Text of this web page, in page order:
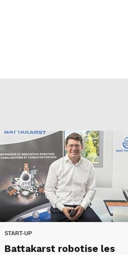
START-UP
Battakarst robotise les